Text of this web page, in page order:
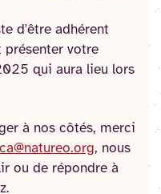
d'être adhérent
votre
qui aura lieu lors
à nos côtés, merci
, nous
ou de répondre à